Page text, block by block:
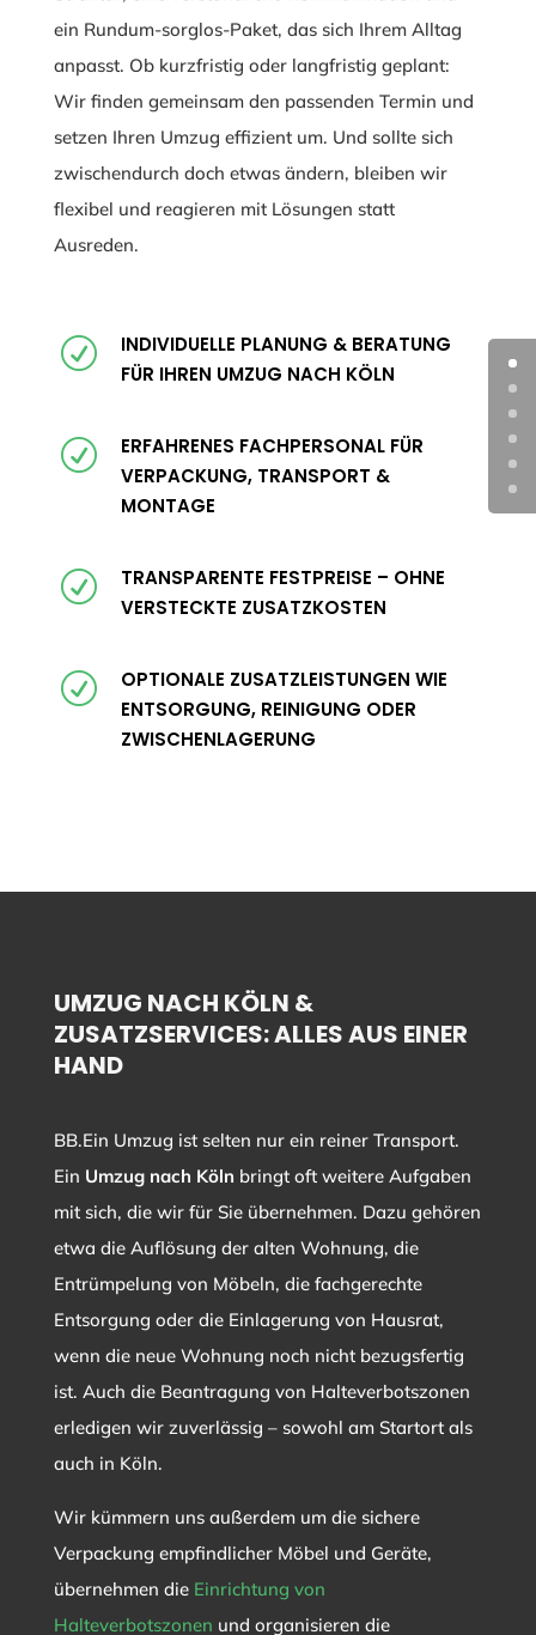
ein Rundum-sorglos-Paket, das sich Ihrem Alltag
anpasst. Ob kurzfristig oder langfristig geplant:
Wir finden gemeinsam den passenden Termin und
setzen Ihren Umzug effizient um. Und sollte sich
zwischendurch doch etwas ändern, bleiben wir
flexibel und reagieren mit Lösungen statt
Ausreden.
R
INDIVIDUELLE PLANUNG & BERATUNG
FÜR IHREN UMZUG NACH KÖLN
R
ERFAHRENES FACHPERSONAL FÜR
VERPACKUNG, TRANSPORT &
MONTAGE
R
TRANSPARENTE FESTPREISE – OHNE
VERSTECKTE ZUSATZKOSTEN
R
OPTIONALE ZUSATZLEISTUNGEN WIE
ENTSORGUNG, REINIGUNG ODER
ZWISCHENLAGERUNG
UMZUG NACH KÖLN &
ZUSATZSERVICES: ALLES AUS EINER
HAND
BB.Ein Umzug ist selten nur ein reiner Transport.
Ein Umzug nach Köln bringt oft weitere Aufgaben
mit sich, die wir für Sie übernehmen. Dazu gehören
etwa die Auflösung der alten Wohnung, die
Entrümpelung von Möbeln, die fachgerechte
Entsorgung oder die Einlagerung von Hausrat,
wenn die neue Wohnung noch nicht bezugsfertig
ist. Auch die Beantragung von Halteverbotszonen
erledigen wir zuverlässig – sowohl am Startort als
auch in Köln.
Wir kümmern uns außerdem um die sichere
Verpackung empfindlicher Möbel und Geräte,
übernehmen die Einrichtung von
Halteverbotszonen und organisieren die